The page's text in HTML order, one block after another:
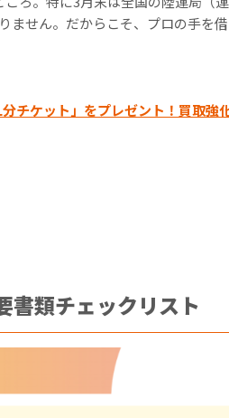
ません。だからこそ、プロの手を
チケット」をプレゼント！買取強
書類チェックリスト